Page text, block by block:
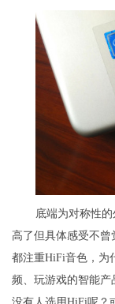
底端为对称性
高了但具体感受不
都注重HiFi音色，为
频、玩游戏的智能产